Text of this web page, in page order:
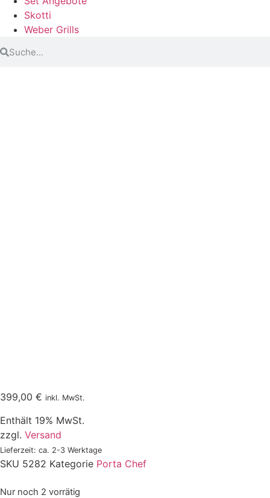
Skotti
Weber Grills
399,00 € inkl. MwSt.
Enthält 19% MwSt.
zzgl. Versand
Lieferzeit: ca. 2-3 Werktage
SKU 5282 Kategorie Porta Chef
Nur noch 2 vorrätig